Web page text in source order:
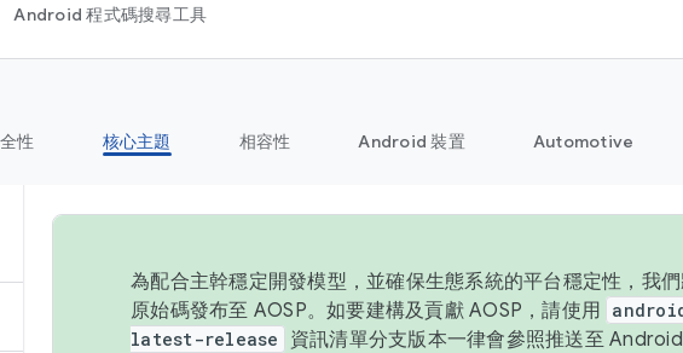
Android 程式碼搜尋工具
性 核心主題 相容性 Android 裝置 Automotive
為配合主幹穩定開發模型，並確保生態系統的平台穩定性，我
原始碼發布至 AOSP。如要建構及貢獻 AOSP，請使用
latest-release
資訊清單分支版本一律會參照推送至